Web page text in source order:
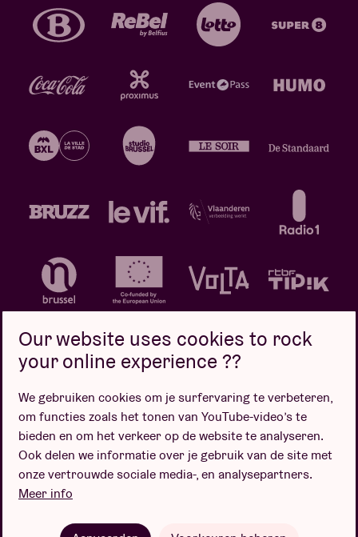
Privacybeleid Cookiebeleid
Verkoopsvoorwaarden
Design door
Our website uses cookies to rock
your online experience ??
We gebruiken cookies om je surfervaring te verbeteren,
om functies zoals het tonen van YouTube-video’s te
bieden en om het verkeer op de website te analyseren.
Ook delen we informatie over je gebruik van de site met
onze vertrouwde sociale media-, en analysepartners.
Meer info